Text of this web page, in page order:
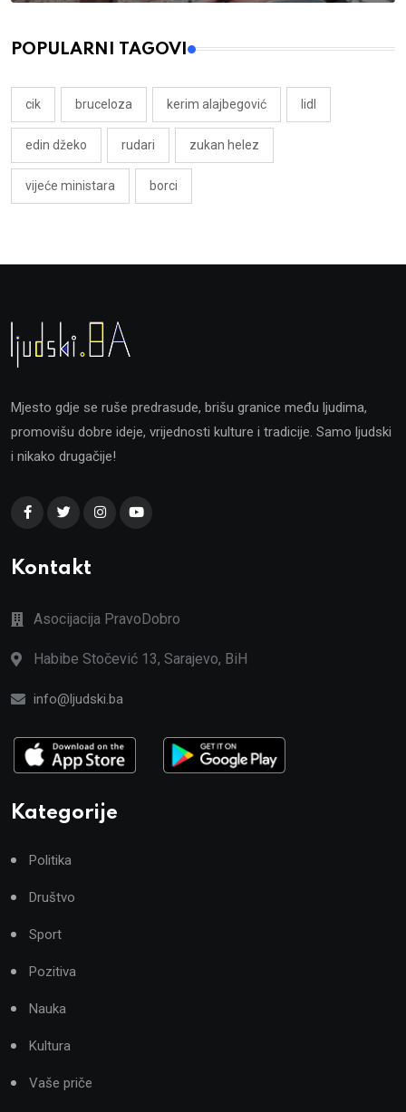
POPULARNI TAGOVI
cik bruceloza kerim alajbegović lidl
edin džeko rudari zukan helez
vijeće ministara borci
Mjesto gdje se ruše predrasude, brišu granice među ljudima,
promovišu dobre ideje, vrijednosti kulture i tradicije. Samo ljudski
i nikako drugačije!
Kontakt
Asocijacija PravoDobro
Habibe Stočević 13, Sarajevo, BiH
info@ljudski.ba
Kategorije
Politika
Društvo
Sport
Pozitiva
Nauka
Kultura
Vaše priče